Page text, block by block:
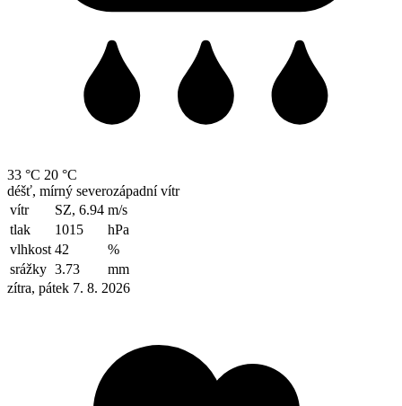
33 °C 20 °C
déšť, mírný severozápadní vítr
vítr
SZ, 6.94 m/s
tlak
1015
hPa
vlhkost 42
%
srážky 3.73
mm
zítra, pátek 7. 8. 2026